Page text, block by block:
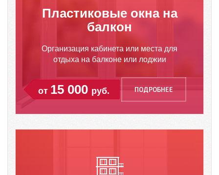
Пластиковые окна на
балкон
Организация кабинета или места для
отдыха на балконе или лоджии
от 15 000 руб. ПОДРОБНЕЕ